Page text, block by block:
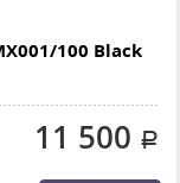
МО и России -
дней с
100 Black
11 500 .